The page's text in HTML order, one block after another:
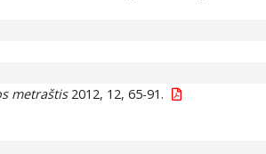
metraštis2012, 12, 65-91.